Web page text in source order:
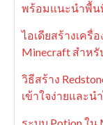
พร้อมแนะนำพื้น
ไอเดียสร้างเครื่
Minecraft สำห
วิธีสร้าง
เข้าใจง่ายและน
ระบบ Potion ใน